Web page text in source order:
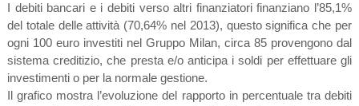
I debiti bancari e i debiti verso altri finanziatori finanziano l’85,1%
del totale delle attività (70,64% nel 2013), questo significa che per
ogni 100 euro investiti nel Gruppo Milan, circa 85 provengono dal
sistema creditizio, che presta e/o anticipa i soldi per effettuare gli
investimenti o per la normale gestione.
Il grafico mostra l’evoluzione del rapporto in percentuale tra debiti